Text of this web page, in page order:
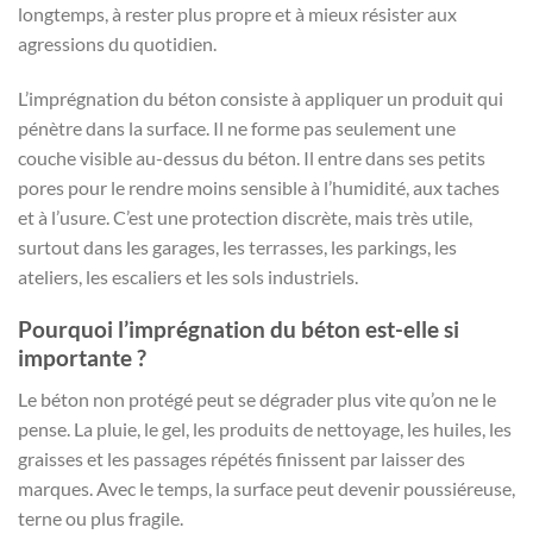
longtemps, à rester plus propre et à mieux résister aux
agressions du quotidien.
L’imprégnation du béton consiste à appliquer un produit qui
pénètre dans la surface. Il ne forme pas seulement une
couche visible au-dessus du béton. Il entre dans ses petits
pores pour le rendre moins sensible à l’humidité, aux taches
et à l’usure. C’est une protection discrète, mais très utile,
surtout dans les garages, les terrasses, les parkings, les
ateliers, les escaliers et les sols industriels.
Pourquoi l’imprégnation du béton est-elle si
importante ?
Le béton non protégé peut se dégrader plus vite qu’on ne le
pense. La pluie, le gel, les produits de nettoyage, les huiles, les
graisses et les passages répétés finissent par laisser des
marques. Avec le temps, la surface peut devenir poussiéreuse,
terne ou plus fragile.